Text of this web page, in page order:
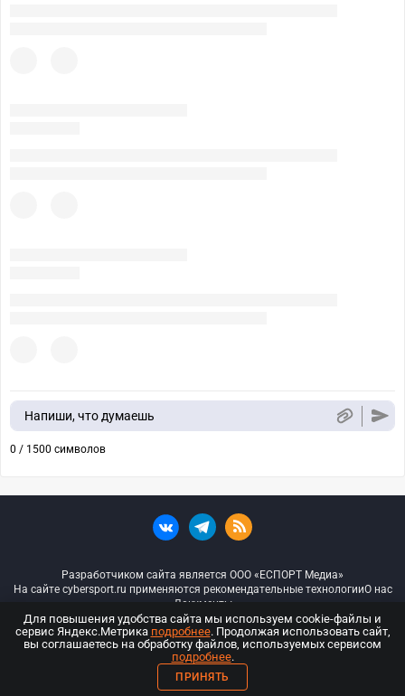
Напиши, что думаешь
0 / 1500 символов
Разработчиком сайта является ООО «ЕСПОРТ Медиа»
На сайте cybersport.ru применяются рекомендательные технологииО нас
Документы
© ООО «Киберспорт.ру» — Все права защищены
18+
Для повышения удобства сайта мы используем cookie-файлы и
сервис Яндекс.Метрика подробнее. Продолжая использовать сайт,
вы соглашаетесь на обработку файлов, используемых сервисом
подробнее.
ПРИНЯТЬ